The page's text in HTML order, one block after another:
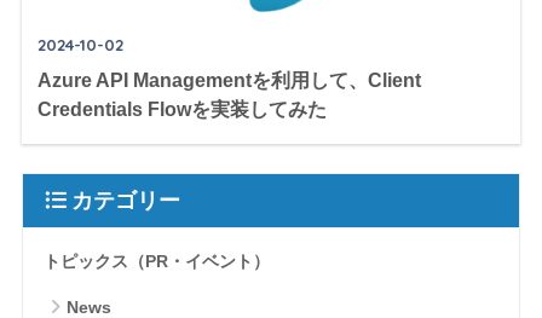
2024-10-02
Azure API Managementを利用して、Client
Credentials Flowを実装してみた
カテゴリー
トピックス（PR・イベント）
News